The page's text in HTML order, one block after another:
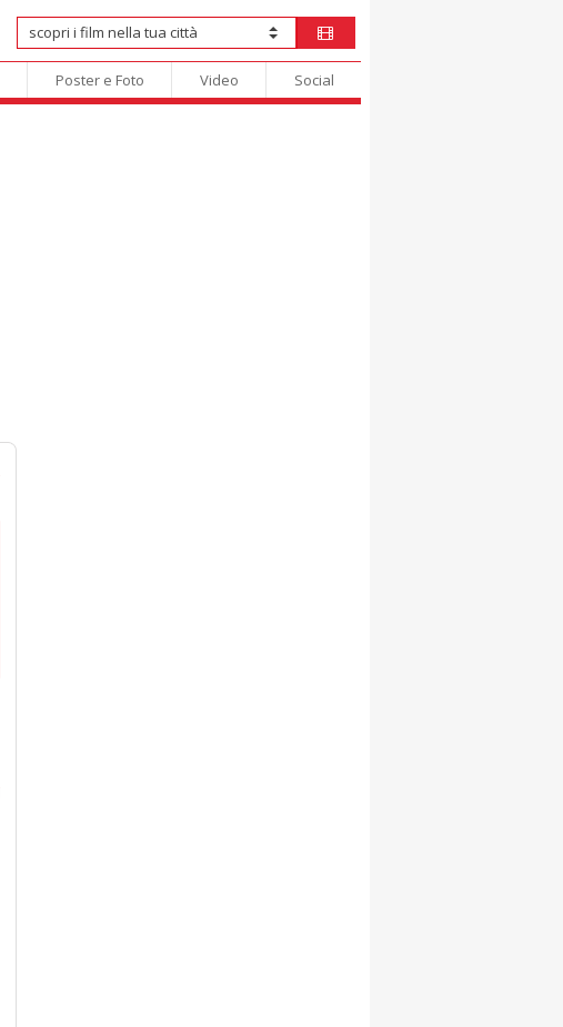
Poster e Foto Video Social